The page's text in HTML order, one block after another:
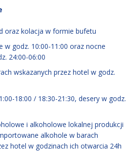
oraz kolacja w formie bufetu
w godz. 10:00-11:00 oraz nocne
24:00-06:00
wskazanych przez hotel w godz.
18:00 / 18:30-21:30, desery w godz.
i alkoholowe lokalnej produkcji
alkohole w barach
hotel w godzinach ich otwarcia 24h